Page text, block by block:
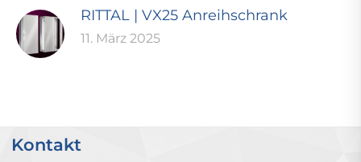
RITTAL | VX25 Anreihschrank
11. März 2025
Kontakt